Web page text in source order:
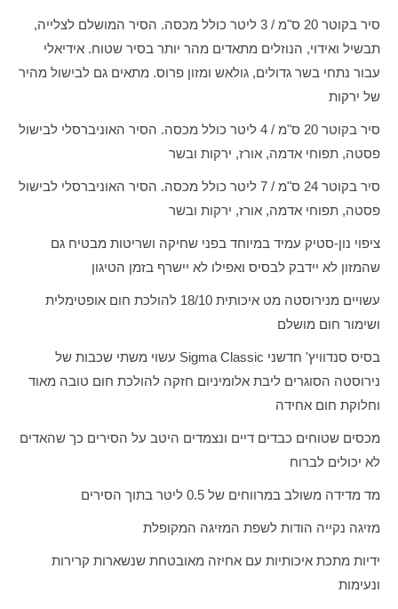
סיר בקוטר 20 ס"מ / 3 ליטר כולל מכסה. הסיר המושלם לצלייה,
תבשיל ואידוי, הנוזלים מתאדים מהר יותר בסיר שטוח. אידיאלי
עבור נתחי בשר גדולים, גולאש ומזון פרוס. מתאים גם לבישול מהיר
של ירקות
סיר בקוטר 20 ס"מ / 4 ליטר כולל מכסה. הסיר האוניברסלי לבישול
פסטה, תפוחי אדמה, אורז, ירקות ובשר
סיר בקוטר 24 ס"מ / 7 ליטר כולל מכסה. הסיר האוניברסלי לבישול
פסטה, תפוחי אדמה, אורז, ירקות ובשר
ציפוי נון-סטיק עמיד במיוחד בפני שחיקה ושריטות מבטיח גם
שהמזון לא יידבק לבסיס ואפילו לא יישרף בזמן הטיגון
עשויים מנירוסטה מט איכותית 18/10 להולכת חום אופטימלית
ושימור חום מושלם
בסיס סנדוויץ' חדשני Sigma Classic עשוי משתי שכבות של
נירוסטה הסוגרים ליבת אלומיניום חזקה להולכת חום טובה מאוד
וחלוקת חום אחידה
מכסים שטוחים כבדים דיים ונצמדים היטב על הסירים כך שהאדים
לא יכולים לברוח
מד מדידה משולב במרווחים של 0.5 ליטר בתוך הסירים
מזיגה נקייה הודות לשפת המזיגה המקופלת
ידיות מתכת איכותיות עם אחיזה מאובטחת שנשארות קרירות
ונעימות